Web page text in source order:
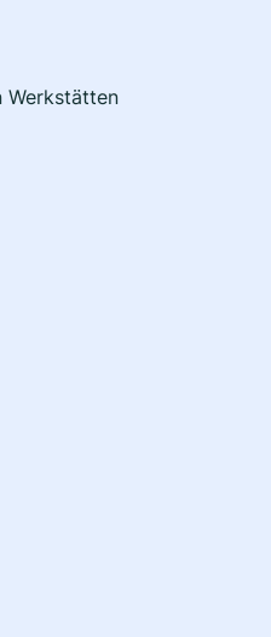
Werkstätten